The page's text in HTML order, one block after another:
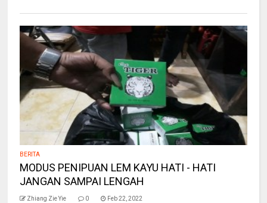
BERITA
MODUS PENIPUAN LEM KAYU HATI - HATI
JANGAN SAMPAI LENGAH
Zhiang Zie Yie 0 Feb 22, 2022